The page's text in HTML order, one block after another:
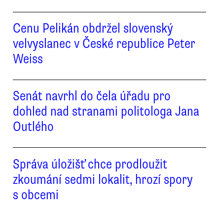
Cenu Pelikán obdržel slovenský
velvyslanec v České republice Peter
Weiss
Senát navrhl do čela úřadu pro
dohled nad stranami politologa Jana
Outlého
Správa úložišť chce prodloužit
zkoumání sedmi lokalit, hrozí spory
s obcemi